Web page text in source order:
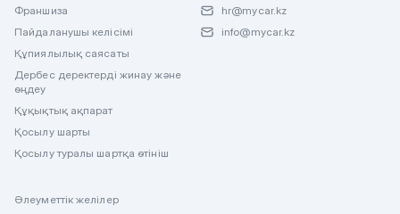
Франшиза
Пайдаланушы келісімі
Құпиялылық саясаты
Дербес деректерді жинау және
өңдеу
Құқықтық ақпарат
Қосылу шарты
Қосылу туралы шартқа өтініш
hr@mycar.kz
info@mycar.kz
Әлеуметтік желілер